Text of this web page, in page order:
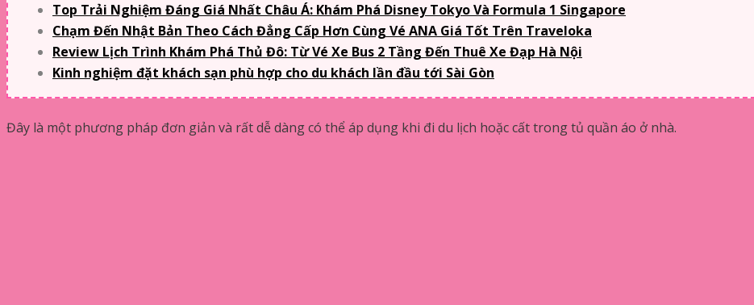
Top Trải Nghiệm Đáng Giá Nhất Châu Á: Khám Phá Disney Tokyo Và Formula 1 Singapore
Chạm Đến Nhật Bản Theo Cách Đẳng Cấp Hơn Cùng Vé ANA Giá Tốt Trên Traveloka
Review Lịch Trình Khám Phá Thủ Đô: Từ Vé Xe Bus 2 Tầng Đến Thuê Xe Đạp Hà Nội
Kinh nghiệm đặt khách sạn phù hợp cho du khách lần đầu tới Sài Gòn
Đây là một phương pháp đơn giản và rất dễ dàng có thể áp dụng khi đi du lịch hoặc cất trong tủ quần áo ở nhà.